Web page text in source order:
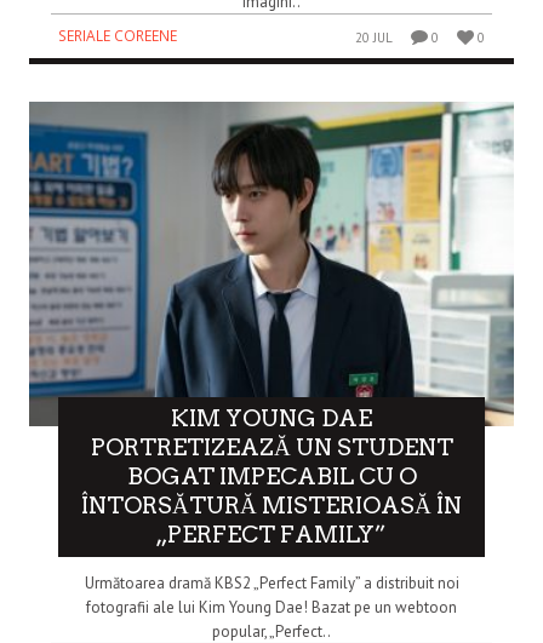
SERIALE COREENE
20 JUL 0 0
KIM YOUNG DAE
PORTRETIZEAZĂ UN STUDENT
BOGAT IMPECABIL CU O
ÎNTORSĂTURĂ MISTERIOASĂ ÎN
„PERFECT FAMILY”
Următoarea dramă KBS2 „Perfect Family” a distribuit noi
fotografii ale lui Kim Young Dae! Bazat pe un webtoon
popular, „Perfect..